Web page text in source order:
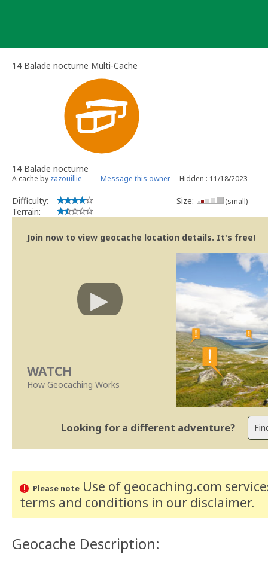
14 Balade nocturne Multi-Cache
14 Balade nocturne
A cache by zazouillie Message this owner Hidden : 11/18/2023
Difficulty:
Terrain:
Size: (small)
Join now to view geocache location details. It's free!
WATCH
How Geocaching Works
Looking for a different adventure?
Please noteUse of geocaching.com
terms and conditions in our disclaimer.
Geocache Description: